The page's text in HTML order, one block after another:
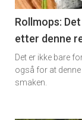
11
Ukens
vin
Rollmops:
etter denne
Det er ikke bare
også for at
smaken.